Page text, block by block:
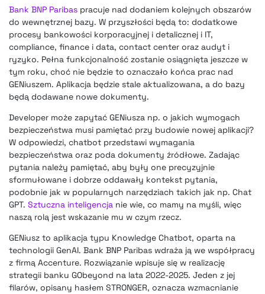
Bank BNP Paribas pracuje nad dodaniem kolejnych obszarów
do wewnętrznej bazy. W przyszłości będą to: dodatkowe
procesy bankowości korporacyjnej i detalicznej i IT,
compliance, finance i data, contact center oraz audyt i
ryzyko. Pełna funkcjonalność zostanie osiągnięta jeszcze w
tym roku, choć nie będzie to oznaczało końca prac nad
GENiuszem. Aplikacja będzie stale aktualizowana, a do bazy
będą dodawane nowe dokumenty.
Developer może zapytać GENiusza np. o jakich wymogach
bezpieczeństwa musi pamiętać przy budowie nowej aplikacji?
W odpowiedzi, chatbot przedstawi wymagania
bezpieczeństwa oraz poda dokumenty źródłowe. Zadając
pytania należy pamiętać, aby były one precyzyjnie
sformułowane i dobrze oddawały kontekst pytania,
podobnie jak w popularnych narzędziach takich jak np. Chat
GPT. Sztuczna inteligencja nie wie, co mamy na myśli, więc
naszą rolą jest wskazanie mu w czym rzecz.
GENiusz to aplikacja typu Knowledge Chatbot, oparta na
technologii GenAI. Bank BNP Paribas wdraża ją we współpracy
z firmą Accenture. Rozwiązanie wpisuje się w realizację
strategii banku GObeyond na lata 2022-2025. Jeden z jej
filarów, opisany hasłem STRONGER, oznacza wzmacnianie